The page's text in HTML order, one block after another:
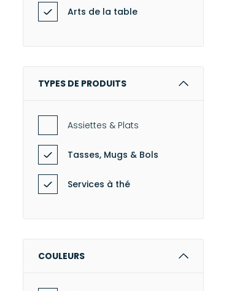
Arts de la table
TYPES DE PRODUITS
Assiettes & Plats
Tasses, Mugs & Bols
Services à thé
COULEURS